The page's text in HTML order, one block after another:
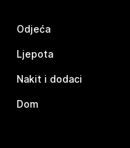
Odjeća
Ljepota
Nakit i dodaci
Dom